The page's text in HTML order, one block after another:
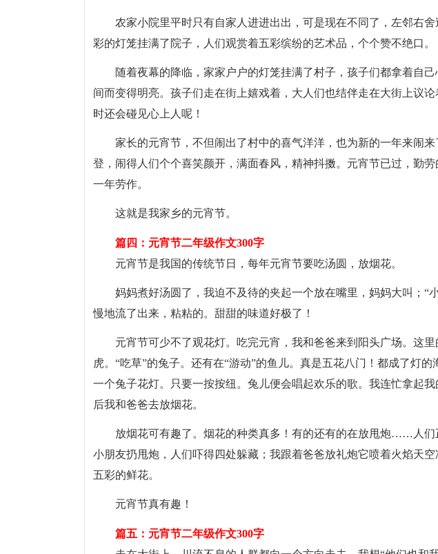
农家小院里平时只有自家人进进出出，可是现在不同了，左邻右
彩的灯笼挂满了院子，人们观赏着五彩缤纷的艺术品，个个赞不绝口。
随着夜幕的降临，家家户户的灯笼挂满了村子，孩子们都拿着自
间而变得明亮。孩子们走在街上嬉戏着，大人们也结伴走在大街上议
时还会碰见心上人呢！
家长的元宵节，不但闹出了村中的喜气洋洋，也为新的一年来闹
登，闹得人们个个喜笑颜开，满面春风，精神抖擞。元宵节已过，勤
一年劳作。
这就是我家乡的元宵节。
篇四：元宵节二年级作文300字
元宵节是我国的传统节日，每年元宵节要吃汤圆，放烟花。
妈妈煮好汤圆了，我迫不及待的夹起一个放在嘴里，妈妈大叫；“
慢地流了出来，粘粘的。甜甜的味道好极了！
元宵节可少不了观花灯。吃完元宵，我和爸爸来到阳头广场。这
虎。“吃草”的兔子。还有在“游动”的鱼儿。真是五花八门！都成了灯
一个兔子花灯。只要一按按纽。兔儿便会唱起欢乐的歌。我连忙拿起
后我和爸爸去放烟花。
放烟花可有趣了。烟花的种类真多！有的还有的在放甩炮……人们
小朋友扔甩炮，人们吓得四处躲藏；我跟着爸爸放礼炮它喷着火焰天
五彩的鲜花。
元宵节真有趣！
篇五：元宵节二年级作文300字